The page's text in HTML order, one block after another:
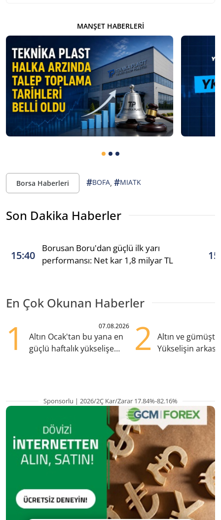
MANŞET HABERLERI
Borsa Haberleri #BOFA, #MIATK
Son Dakika Haberler
15:40
Borusan Boru'dan güçlü ilk yarı
performansı: Net kar 1,8 milyar TL
En Çok Okunan Haberler
1 07.08.2026
Altın Ocak'tan bu yana en
güçlü haftalık yükselişe
2
Altın ve
Yükselişin
Sponsorlu | 2026/2Ç Kar/Zarar 17.84%-82.16%